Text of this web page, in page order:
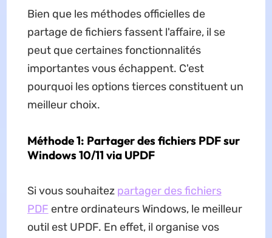
Bien que les méthodes officielles de
partage de fichiers fassent l'affaire, il se
peut que certaines fonctionnalités
importantes vous échappent. C'est
pourquoi les options tierces constituent un
meilleur choix.
Méthode 1: Partager des fichiers PDF sur
Windows 10/11 via UPDF
Si vous souhaitez partager des fichiers
PDF entre ordinateurs Windows, le meilleur
outil est UPDF. En effet, il organise vos